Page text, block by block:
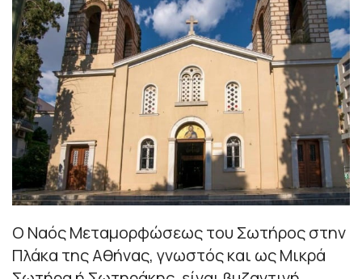
O Ναός Μεταμορφώσεως του Σωτήρος στην
Πλάκα της Αθήνας, γνωστός και ως Μικρά